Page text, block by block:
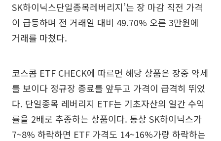
SK하이닉스단일종목레버리지’는 장 마감 직전 가격
이 급등하며 전 거래일 대비 49.70% 오른 3만원에
거래를 마쳤다.
코스콤 ETF CHECK에 따르면 해당 상품은 장중 약세
를 보이다 정규장 종료를 앞두고 가격이 급격히 뛰었
다. 단일종목 레버리지 ETF는 기초자산의 일간 수익
률을 2배로 추종하는 상품이다. 통상 SK하이닉스가
7~8% 하락하면 ETF 가격도 14~16%가량 하락하는